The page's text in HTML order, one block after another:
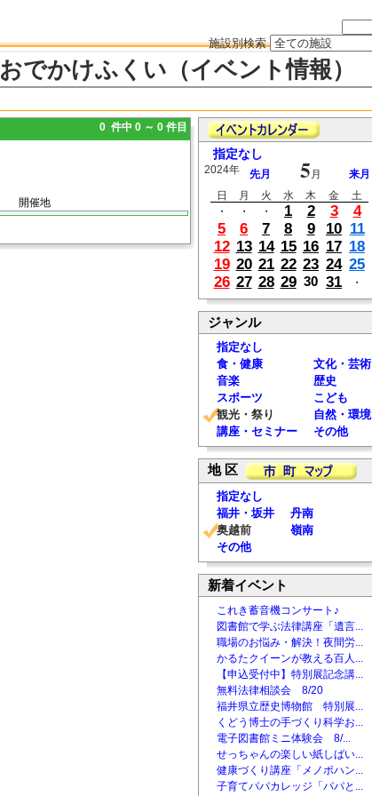
施設別検索
おでかけふくい（イベント情報）
0 件中 0 ～ 0 件目
開催地
指定なし
2024年 先月 5 月
来月
日
月 火 水 木 金
土
・
・ ・ 1 2 3
4
5
6 7 8 9 10 11
12 13 14 15 16 17 18
19 20 21 22 23 24 25
26 27 28 29 30 31 ・
ジャンル
指定なし
食・健康
文化・芸術
音楽
歴史
スポーツ
こども
観光・祭り
自然・環境
講座・セミナー
その他
地 区
指定なし
福井・坂井
丹南
奥越前
嶺南
その他
新着イベント
これき蓄音機コンサート♪
図書館で学ぶ法律講座「遺言...
職場のお悩み・解決！夜間労...
かるたクイーンが教える百人...
【申込受付中】特別展記念講...
無料法律相談会 8/20
福井県立歴史博物館 特別展...
くどう博士の手づくり科学お...
電子図書館ミニ体験会 8/...
せっちゃんの楽しい紙しばい...
健康づくり講座「メノポハン...
子育てパパカレッジ「パパと...